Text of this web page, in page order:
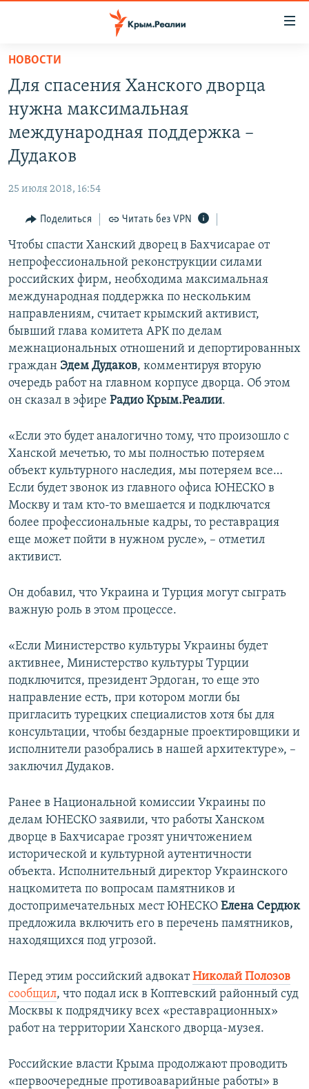
Вернуться
основному
содержанию
Вернутся
главной
Вернутся
поиску
СПЕЦПРОЕКТЫ
ВОДА
ИСТОРИЯ
ИНФОГРАФИКА
ТЕЛЕПРОЕКТ КРЫМ.РЕАЛИИ
СОВЕТЫ ПРАВОЗАЩИТНИКОВ
ПРОПАВШИЕ БЕЗ ВЕСТИ
ПОБЕДИТЕЛЕЙ НЕ СУДЯТ?
КРЫМ.НЕПОКОРЕННЫЙ
ELIFBE
УКРАИНСКАЯ ПРОБЛЕМА КРЫМА
РАДІО СВОБОДА
КАК ОБОЙТИ БЛОКИРОВКУ
Українською
Qırımtatar
ПРИСОЕДИНЯЙТЕСЬ!
НОВОСТИ
Для спасения Ханского дворца
нужна максимальная
международная поддержка –
Дудаков
25 июля 2018, 16:54
Поделиться Читать без VPN
Чтобы спасти Ханский дворец в Бахчисарае от
непрофессиональной реконструкции силами
российских фирм, необходима максимальная
международная поддержка по нескольким
направлениям, считает крымский активист,
бывший глава комитета АРК по делам
межнациональных отношений и депортированных
граждан Эдем Дудаков, комментируя вторую
очередь работ на главном корпусе дворца. Об этом
он сказал в эфире Радио Крым.Реалии.
«Если это будет аналогично тому, что произошло с
Ханской мечетью, то мы полностью потеряем
объект культурного наследия, мы потеряем все…
Если будет звонок из главного офиса ЮНЕСКО в
Москву и там кто-то вмешается и подключатся
более профессиональные кадры, то реставрация
еще может пойти в нужном русле», – отметил
активист.
Он добавил, что Украина и Турция могут сыграть
важную роль в этом процессе.
«Если Министерство культуры Украины будет
активнее, Министерство культуры Турции
подключится, президент Эрдоган, то еще это
направление есть, при котором могли бы
пригласить турецких специалистов хотя бы для
консультации, чтобы бездарные проектировщики и
исполнители разобрались в нашей архитектуре», –
заключил Дудаков.
Ранее в Национальной комиссии Украины по
делам ЮНЕСКО заявили, что работы Ханском
дворце в Бахчисарае грозят уничтожением
исторической и культурной аутентичности
объекта. Исполнительный директор Украинского
нацкомитета по вопросам памятников и
достопримечательных мест ЮНЕСКО Елена Сердюк
предложила включить его в перечень памятников,
находящихся под угрозой.
Перед этим российский адвокатНиколай Полозов
сообщил, что подал иск в Коптевский районный суд
Москвы к подрядчику всех «реставрационных»
работ на территории Ханского дворца-музея.
Российские власти Крыма продолжают проводить
«первоочередные противоаварийные работы» в